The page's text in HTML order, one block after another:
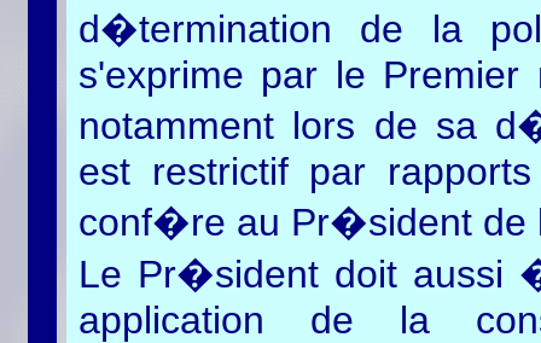
d�termination de la
s'exprime par le
notamment lors de sa
est restrictif par
conf�re au Pr�sident de
Le Pr�sident doit aussi
application de la